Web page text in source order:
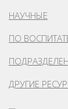
НАУЧНЫЕ
ПО
ДРУГИЕ